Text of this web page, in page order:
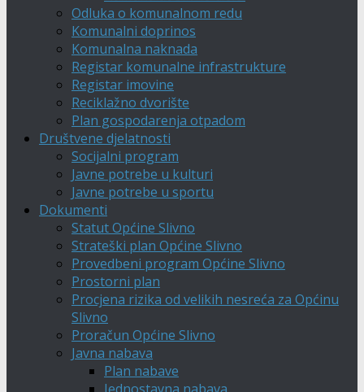
Odluka o komunalnom redu
Komunalni doprinos
Komunalna naknada
Registar komunalne infrastrukture
Registar imovine
Reciklažno dvorište
Plan gospodarenja otpadom
Društvene djelatnosti
Socijalni program
Javne potrebe u kulturi
Javne potrebe u sportu
Dokumenti
Statut Općine Slivno
Strateški plan Općine Slivno
Provedbeni program Općine Slivno
Prostorni plan
Procjena rizika od velikih nesreća za Općinu
Slivno
Proračun Općine Slivno
Javna nabava
Plan nabave